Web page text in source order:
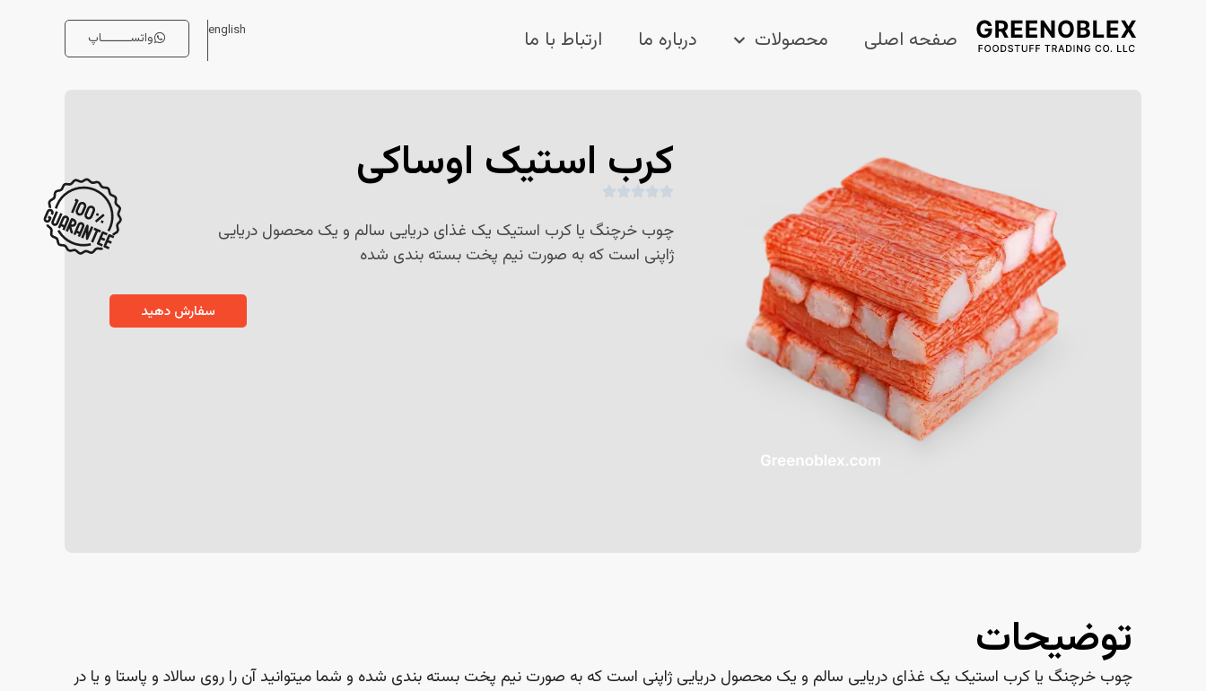
صفحه اصلی محصولات درباره ما ارتباط با ما واتســــــــاپ english
کرب استیک اوساکی
چوب خرچنگ یا کرب استیک یک غذای دریایی سالم و یک محصول دریایی
ژاپنی است که به صورت نیم پخت بسته بندی شده
سفارش دهید
توضیحات
چوب خرچنگ یا کرب استیک یک غذای دریایی سالم و یک محصول دریایی ژاپنی است که به صورت نیم پخت بسته بندی شده و شما میتوانید آن را روی سالاد و پاستا و یا در